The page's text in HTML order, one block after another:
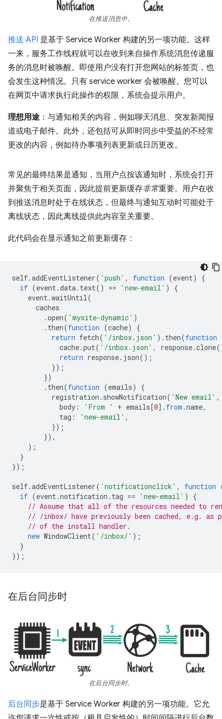
在推送消息中。
推送 API 是基于 Service Worker 构建的另一项功能。这样
一来，服务工作线程就可以在收到来自操作系统消息传递服
务的消息时被唤醒。即使用户没有打开您网站的标签页，也
会发生这种情况。只有 service worker 会被唤醒。您可以
在网页中请求执行此操作的权限，系统会提示用户。
理想用途 ：与通知相关的内容，例如聊天消息、突发新闻报
道或电子邮件。此外，还包括可从即时同步中受益的不经常
更改的内容，例如待办事项列表更新或日历更改。
常见的最终结果是通知，当用户点按该通知时，系统会打开
并聚焦于相关页面，因此提前更新缓存非常重要。用户在收
到推送消息时处于在线状态，但最终与通知互动时可能处于
离线状态，因此离线提供此内容至关重要。
此代码会在显示通知之前更新缓存：
self.addEventListener( 'push' , function (event)
{
if (event.data. text() == 'new-email' )
{
event.waitUntil(
caches
.open( 'mysite-dynamic' )
. then(function (cache)
{
return fetch( '/inbox.json' ). then(function
cache.put( '/inbox.json' , response.clone
return response. json();
});
})
. then(function (emails)
{
registration . showNotification( 'New email' ,
body : 'From ' + emails[0]. from .name,
tag : 'new-email' ,
});
}),
);
}
});
self.addEventListener( 'notificationclick' , function
if (event.notification . tag == 'new-email' )
{
// Assume that all of the resources needed to
// /inbox/ have previously been cached, e.g. as
// of the install handler.
new WindowClient( '/inbox/' );
}
});
在后台同步时
在后台同步时。
后台同步是基于 Service Worker 构建的另一项功能。它允